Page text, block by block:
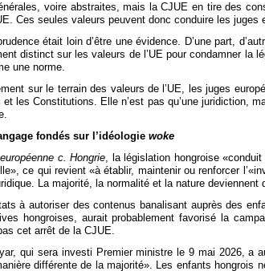
voire abstraites, mais la CJUE en tire des
Ces seules valeurs peuvent donc conduire les
était loin d’être une évidence. D’une part,
distinct sur les valeurs de l’UE pour condamner la
une norme.
sur le terrain des valeurs de l’UE, les juges
les Constitutions. Elle n’est pas qu’une juridiction,
fondés sur l’idéologie woke
c. Hongrie, la législation hongroise
ce qui revient «à établir, maintenir ou renforcer
La majorité, la normalité et la nature
à autoriser des contenus banalisant auprès des
hongroises, aurait probablement favorisé la
cet arrêt de la CJUE.
qui sera investi Premier ministre le 9 mai 2026, a
différente de la majorité». Les enfants hongrois